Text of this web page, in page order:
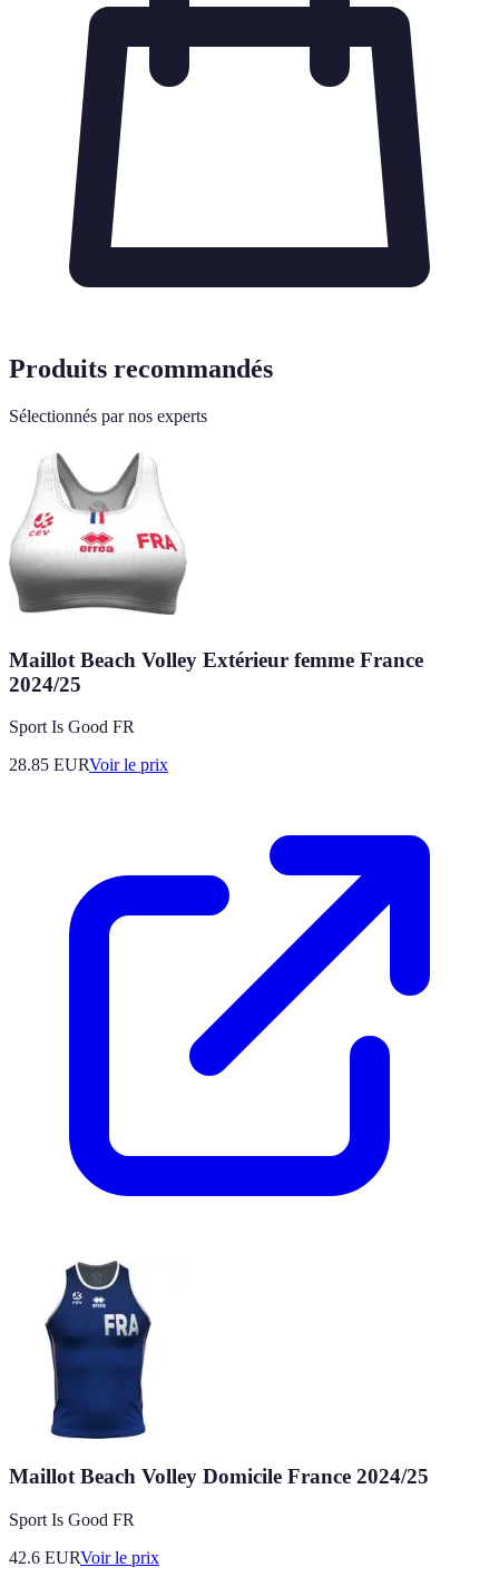
Produits recommandés
Sélectionnés par nos experts
Maillot Beach Volley Extérieur femme France
2024/25
Sport Is Good FR
28.85 EURVoir le prix
Maillot Beach Volley Domicile France 2024/25
Sport Is Good FR
42.6 EURVoir le prix